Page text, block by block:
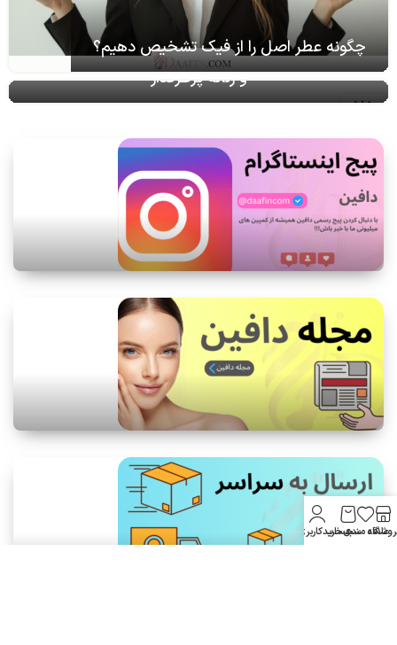
چگونه عطر اصل را از فیک تشخیص دهیم؟
25
پرفروش‌ترین ادکلن Lezly و بهترین عطرهای مردانه
و زنانه پرطرفدار
علاقه مندیسبد خرید
حساب کاربری من